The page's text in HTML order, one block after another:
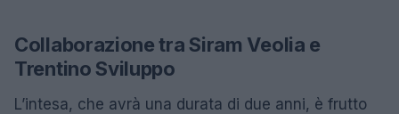
Collaborazione tra Siram Veolia e
Trentino Sviluppo
L’intesa, che avrà una durata di due anni, è frutto